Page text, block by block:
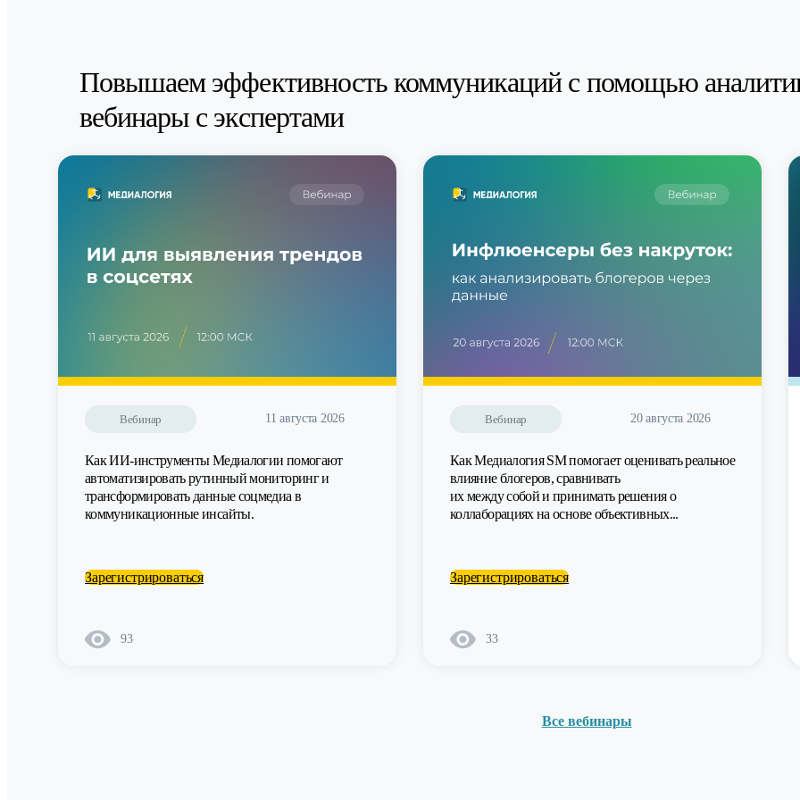
Повышаем эффективность коммуникаций с помощью
вебинары с экспертами
Вебинар 11 августа 2026
Как ИИ-инструменты Медиалогии помогают
автоматизировать рутинный мониторинг и
трансформировать данные соцмедиа в
коммуникационные инсайты.
Зарегистрироваться
93
Вебинар 20 августа 2026
Как Медиалогия SM помогает оценивать реальное
влияние блогеров, сравнивать
их между собой и принимать решения о
коллаборациях на основе объективных...
Зарегистрироваться
33
Все вебинары